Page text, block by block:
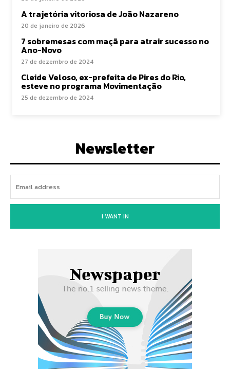
A trajetória vitoriosa de João Nazareno
20 de janeiro de 2026
7 sobremesas com maçã para atrair sucesso no
Ano-Novo
27 de dezembro de 2024
Cleide Veloso, ex-prefeita de Pires do Rio,
esteve no programa Movimentação
25 de dezembro de 2024
Newsletter
I WANT IN